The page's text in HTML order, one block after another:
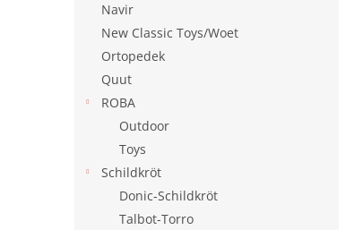
Navir
New Classic Toys/Woet
Ortopedek
Quut
ROBA
Outdoor
Toys
Schildkröt
Donic-Schildkröt
Talbot-Torro